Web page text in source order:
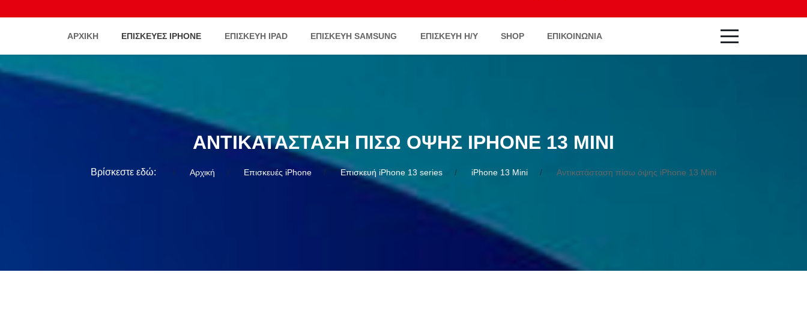
ΑΡΧΙΚΉ ΕΠΙΣΚΕΥΈΣ IPHONE ΕΠΙΣΚΕΥΗ IPAD ΕΠΙΣΚΕΥΗ SAMSUNG ΕΠΙΣΚΕΥΉ Η/Υ SHOP ΕΠΙΚΟΙΝΩΝΊΑ
ΑΝΤΙΚΑΤΆΣΤΑΣΗ ΠΊΣΩ ΌΨΗΣ IPHONE 13 MINI
Βρίσκεστε εδώ: Αρχική Επισκευές iPhone Επισκευή iPhone 13 series iPhone 13 Mini Αντικατάσταση πίσω όψης iPhone 13 Mini